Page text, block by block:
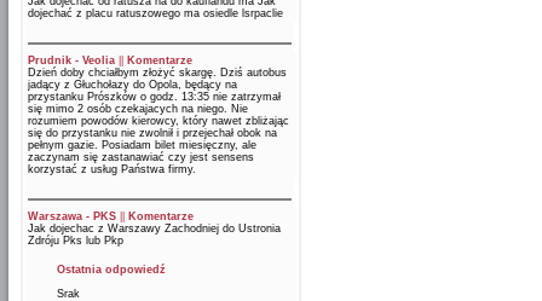
dojechać z placu ratuszowego ma osiedle lsrpaclie
Prudnik - Veolia
Komentarze
Dzień doby chciałbym złożyć skargę. Dziś autobus
jadący z Głuchołazy do Opola, będący na
przystanku Prószków o godz. 13:35 nie zatrzymał
się mimo 2 osób czekajacych na niego. Nie
rozumiem powodów kierowcy, który nawet zbliżając
się do przystanku nie zwolnił i przejechał obok na
pełnym gazie. Posiadam bilet miesięczny, ale
zaczynam się zastanawiać czy jest sensens
korzystać z usług Państwa firmy.
Warszawa - PKS
Komentarze
Jak dojechac z Warszawy Zachodniej do Ustronia
Zdróju Pks lub Pkp
Ostatnia odpowiedź
Srak